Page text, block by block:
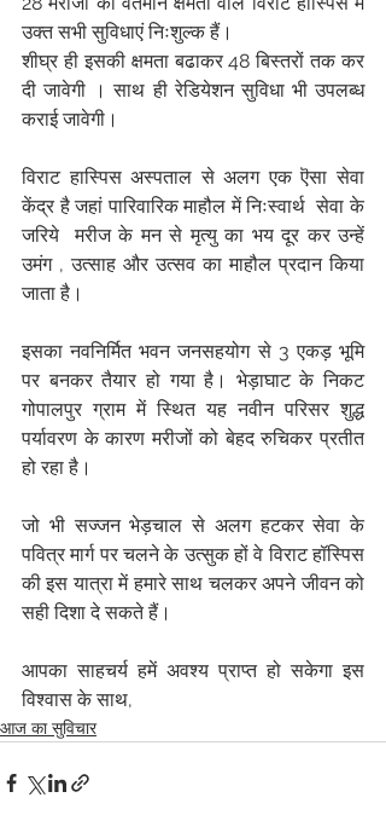
उक्त सभी सुविधाएं निःशुल्क हैं।
शीघ्र ही इसकी क्षमता बढाकर 48 बिस्तरों तक कर
दी जावेगी । साथ ही रेडियेशन सुविधा भी उपलब्ध
कराई जावेगी।
विराट हास्पिस अस्पताल से अलग एक ऎसा सेवा
केंद्र है जहां पारिवारिक माहौल में निःस्वार्थ  सेवा के
जरिये  मरीज के मन से मृत्यु का भय दूर कर उन्हें
उमंग , उत्साह और उत्सव का माहौल प्रदान किया
जाता है।
इसका नवनिर्मित भवन जनसहयोग से 3 एकड़ भूमि
पर बनकर तैयार हो गया है। भेड़ाघाट के निकट
गोपालपुर ग्राम में स्थित यह नवीन परिसर शुद्ध
पर्यावरण के कारण मरीजों को बेहद रुचिकर प्रतीत
हो रहा है।
जो भी सज्जन भेड़चाल से अलग हटकर सेवा के
पवित्र मार्ग पर चलने के उत्सुक हों वे विराट हॉस्पिस
की इस यात्रा में हमारे साथ चलकर अपने जीवन को
सही दिशा दे सकते हैं।
आपका साहचर्य हमें अवश्य प्राप्त हो सकेगा इस
विश्वास के साथ,
आज का सुविचार